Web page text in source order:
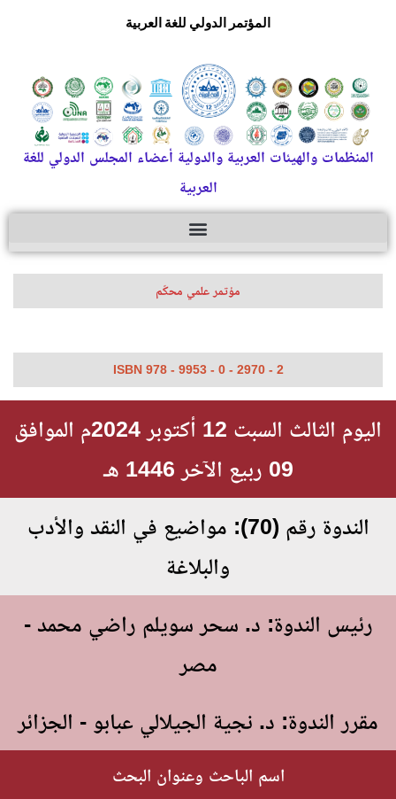
المؤتمر الدولي للغة العربية
المنظمات والهيئات العربية والدولية أعضاء المجلس الدولي للغة
العربية
مؤتمر علمي محكّم
ISBN 978 - 9953 - 0 - 2970 - 2
اليوم الثالث السبت 12 أكتوبر 2024م الموافق
09 ربيع الآخر 1446 هـ
الندوة رقم (70): مواضيع في النقد والأدب
والبلاغة
رئيس الندوة: د. سحر سويلم راضي محمد -
مصر
مقرر الندوة: د. نجية الجيلالي عبابو - الجزائر
اسم الباحث وعنوان البحث